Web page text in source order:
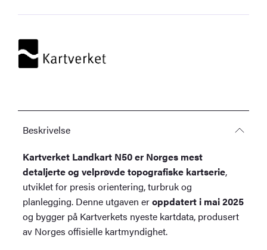
antall
Beskrivelse
Kartverket Landkart N50 er Norges mest
detaljerte og velprøvde topografiske kartserie,
utviklet for presis orientering, turbruk og
planlegging. Denne utgaven eroppdatert i mai 2025
og bygger på Kartverkets nyeste kartdata, produsert
av Norges offisielle kartmyndighet.